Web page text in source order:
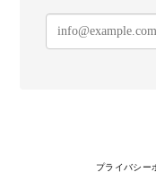
プライバシー